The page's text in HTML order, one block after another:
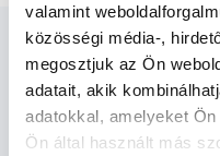
valamint
közösségi média-,
megosztjuk az Ön
adatait, akik
adatokkal, amelyeket
Ön által használt más
Bőrgyógyász